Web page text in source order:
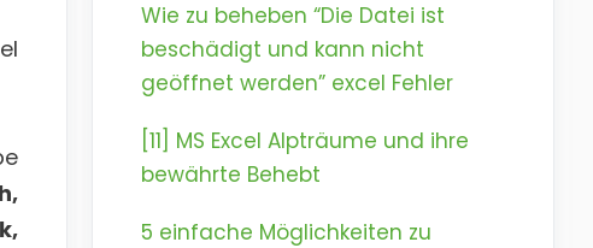
Wie zu beheben “Die Datei ist
beschädigt und kann nicht
geöffnet werden” excel Fehler
[11] MS Excel Alpträume und ihre
bewährte Behebt
5 einfache Möglichkeiten zu